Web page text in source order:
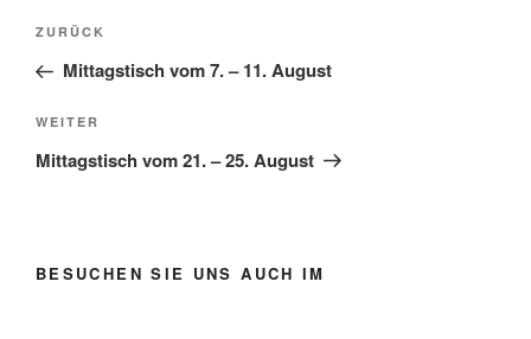
Beitragsnavigation
Vorheriger
Beitrag
ZURÜCK
Mittagstisch vom 7. – 11. August
Nächster
Beitrag
WEITER
Mittagstisch vom 21. – 25. August
BESUCHEN SIE UNS AUCH IM